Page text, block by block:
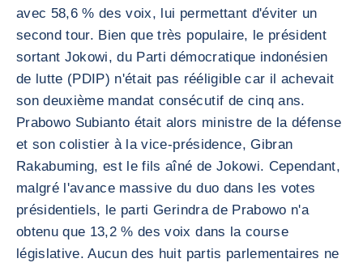
avec 58,6 % des voix, lui permettant d'éviter un
second tour. Bien que très populaire, le président
sortant Jokowi, du Parti démocratique indonésien
de lutte (PDIP) n'était pas rééligible car il achevait
son deuxième mandat consécutif de cinq ans.
Prabowo Subianto était alors ministre de la défense
et son colistier à la vice-présidence, Gibran
Rakabuming, est le fils aîné de Jokowi. Cependant,
malgré l'avance massive du duo dans les votes
présidentiels, le parti Gerindra de Prabowo n'a
obtenu que 13,2 % des voix dans la course
législative. Aucun des huit partis parlementaires ne